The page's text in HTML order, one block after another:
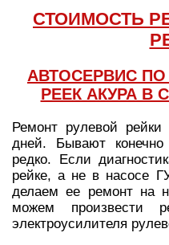
СТОИМОСТЬ
АВТОСЕРВИС
РЕЕК АКУРА В
Ремонт рулевой
дней. Бывают
редко. Если
рейке, а не в насосе
делаем ее ремонт на
можем произвести
электроусилителя